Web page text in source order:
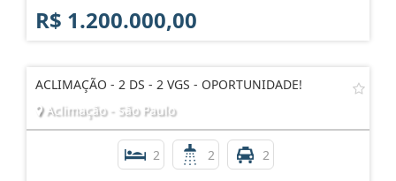
R$ 1.200.000,00
ACLIMAÇÃO - 2 DS - 2 VGS - OPORTUNIDADE!
Aclimação - São Paulo
2 2 2